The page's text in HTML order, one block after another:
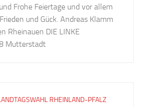
Frohe Feiertage und vor allem
und Gück. Andreas Klamm
Rheinauen DIE LINKE
Mutterstadt
RHEINLAND-PFALZ